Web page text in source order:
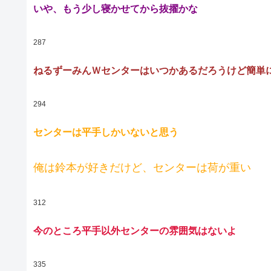
いや、もう少し寝かせてから抜擢かな
287
ねるずーみんＷセンターはいつかあるだろうけど簡単
294
センターは平手しかいないと思う
俺は鈴本が好きだけど、センターは荷が重い
312
今のところ平手以外センターの雰囲気はないよ
335